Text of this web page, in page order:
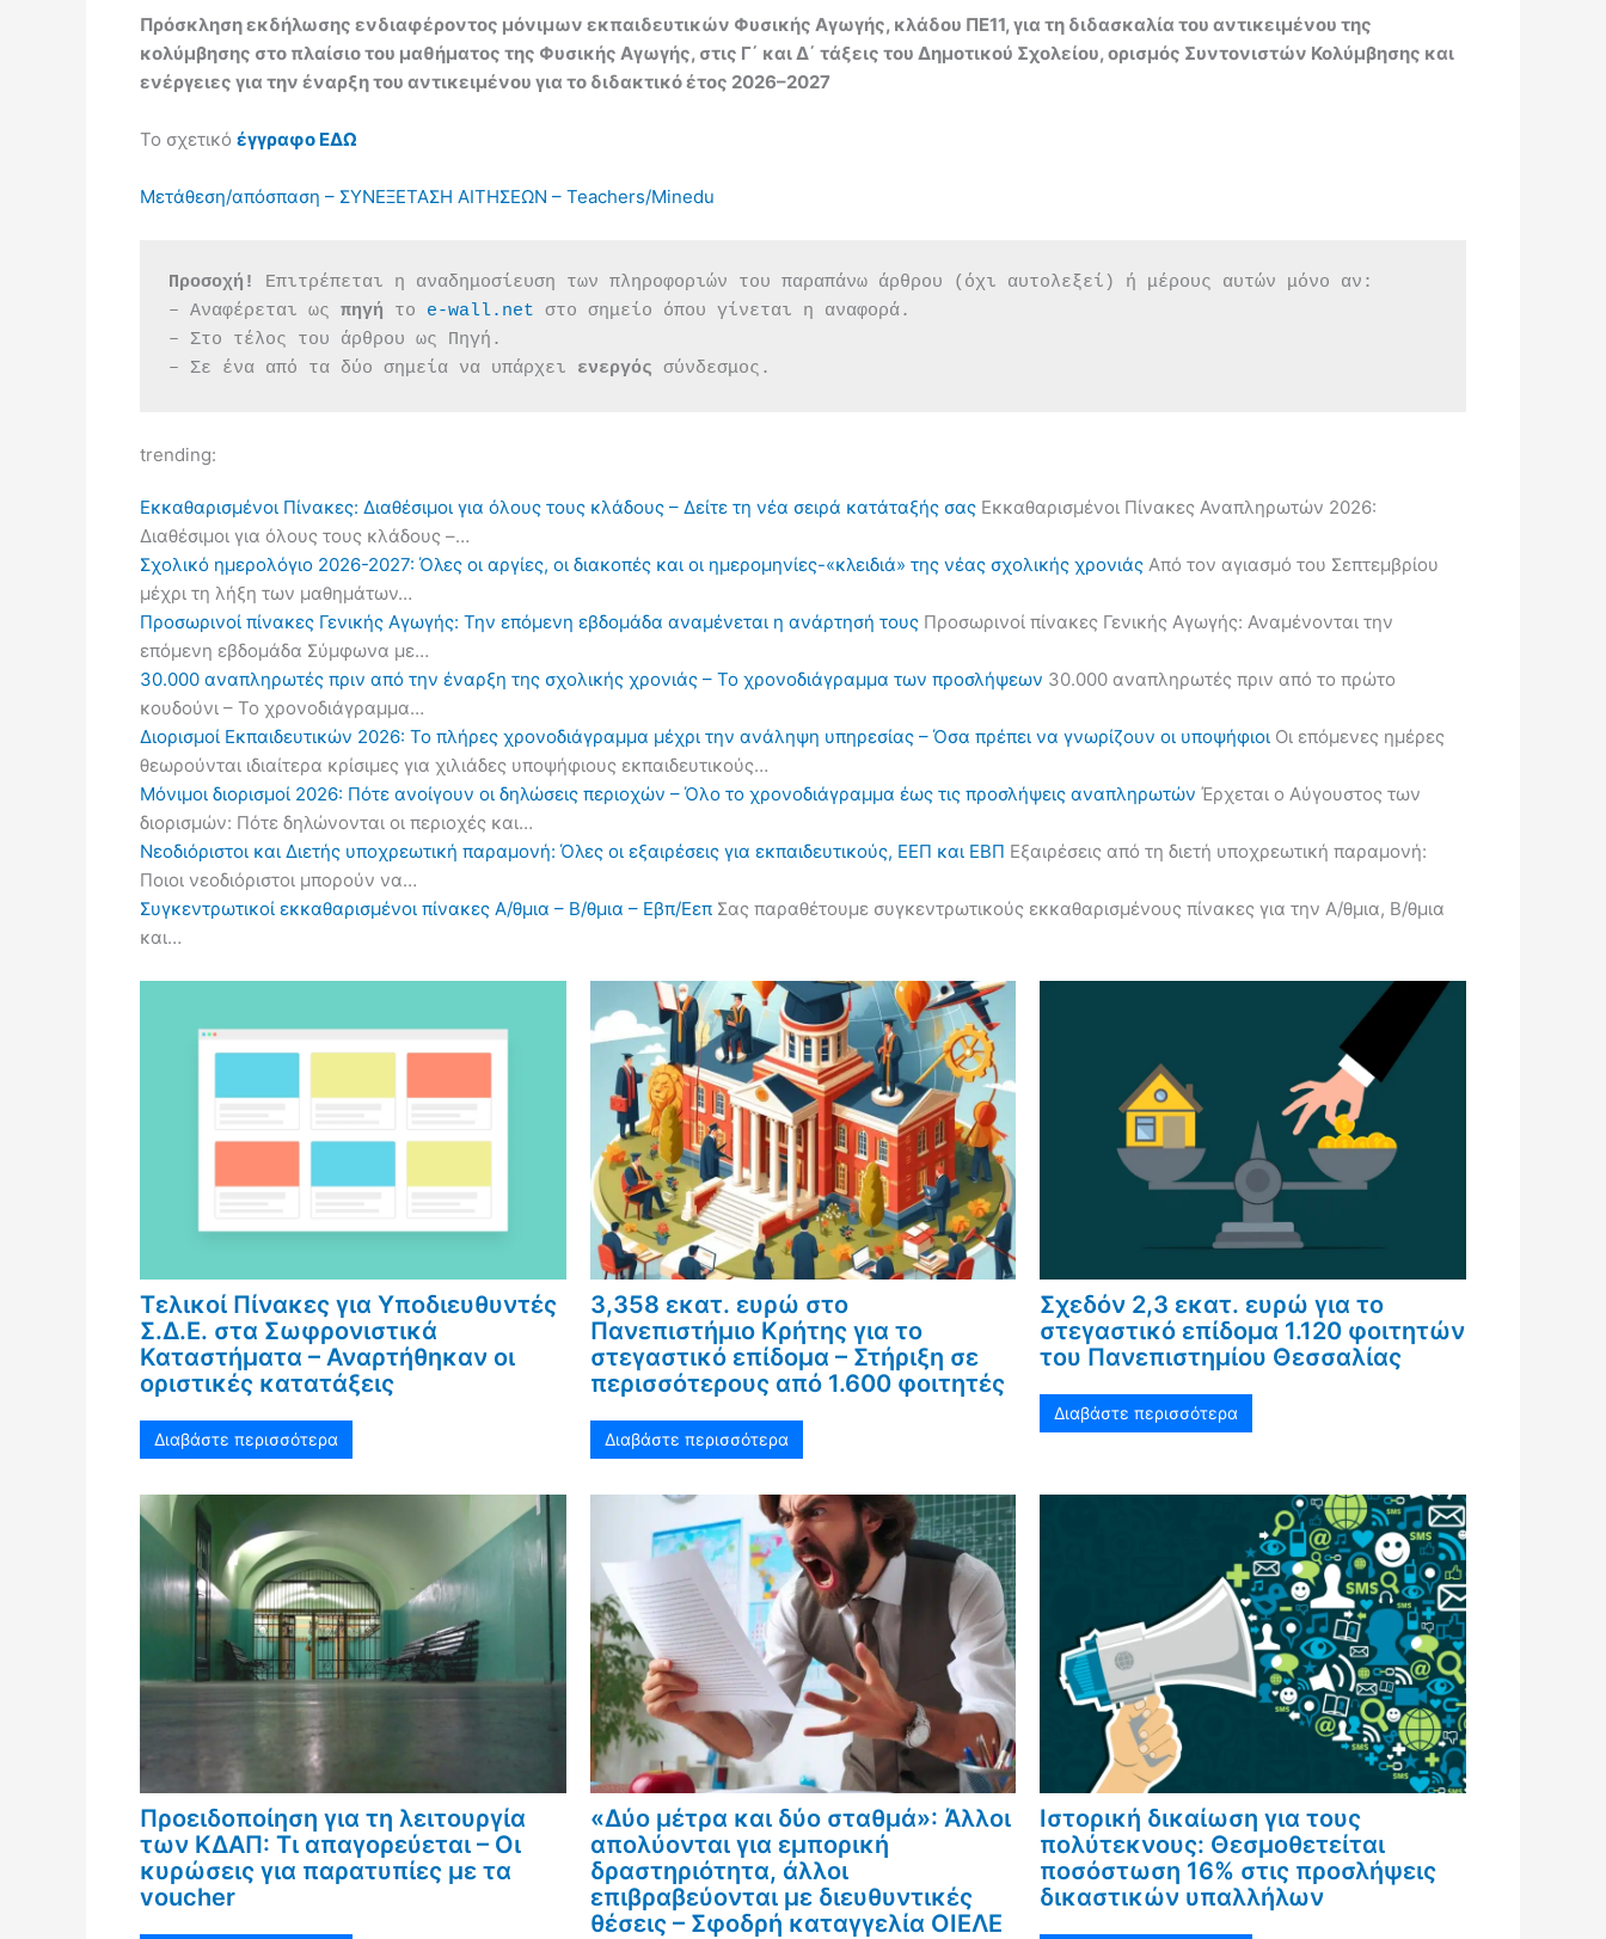
Πρόσκληση εκδήλωσης ενδιαφέροντος μόνιμων εκπαιδευτικών Φυσικής Αγωγής, κλάδου ΠΕ11, για τη διδασκαλία του αντικειμένου της
κολύμβησης στο πλαίσιο του μαθήματος της Φυσικής Αγωγής, στις Γ΄ και Δ΄ τάξεις του Δημοτικού Σχολείου, ορισμός Συντονιστών Κολύμβησης και
ενέργειες για την έναρξη του αντικειμένου για το διδακτικό έτος 2026–2027
Το σχετικό έγγραφο ΕΔΩ
Μετάθεση/απόσπαση – ΣΥΝΕΞΕΤΑΣΗ ΑΙΤΗΣΕΩΝ – Teachers/Minedu
Προσοχή!
Επιτρέπεται η αναδημοσίευση των πληροφοριών του παραπάνω άρθρου (όχι αυτολεξεί) ή μέρους αυτών μόνο αν:
– Αναφέρεται ως πηγή το e-wall.net στο σημείο όπου γίνεται η αναφορά.
– Στο τέλος του άρθρου ως Πηγή.
– Σε ένα από τα δύο σημεία να υπάρχει ενεργός σύνδεσμος.
trending:
Εκκαθαρισμένοι Πίνακες: Διαθέσιμοι για όλους τους κλάδους – Δείτε τη νέα σειρά κατάταξής σας Εκκαθαρισμένοι Πίνακες Αναπληρωτών 2026:
Διαθέσιμοι για όλους τους κλάδους –…
Σχολικό ημερολόγιο 2026-2027: Όλες οι αργίες, οι διακοπές και οι ημερομηνίες-«κλειδιά» της νέας σχολικής χρονιάς Από τον αγιασμό του Σεπτεμβρίου
μέχρι τη λήξη των μαθημάτων…
Προσωρινοί πίνακες Γενικής Αγωγής: Την επόμενη εβδομάδα αναμένεται η ανάρτησή τους Προσωρινοί πίνακες Γενικής Αγωγής: Αναμένονται την
επόμενη εβδομάδα Σύμφωνα με…
30.000 αναπληρωτές πριν από την έναρξη της σχολικής χρονιάς – Το χρονοδιάγραμμα των προσλήψεων 30.000 αναπληρωτές πριν από το πρώτο
κουδούνι – Το χρονοδιάγραμμα…
Διορισμοί Εκπαιδευτικών 2026: Το πλήρες χρονοδιάγραμμα μέχρι την ανάληψη υπηρεσίας – Όσα πρέπει να γνωρίζουν οι υποψήφιοι Οι επόμενες ημέρες
θεωρούνται ιδιαίτερα κρίσιμες για χιλιάδες υποψήφιους εκπαιδευτικούς…
Μόνιμοι διορισμοί 2026: Πότε ανοίγουν οι δηλώσεις περιοχών – Όλο το χρονοδιάγραμμα έως τις προσλήψεις αναπληρωτών Έρχεται ο Αύγουστος των
διορισμών: Πότε δηλώνονται οι περιοχές και…
Νεοδιόριστοι και Διετής υποχρεωτική παραμονή: Όλες οι εξαιρέσεις για εκπαιδευτικούς, ΕΕΠ και ΕΒΠ Εξαιρέσεις από τη διετή υποχρεωτική παραμονή:
Ποιοι νεοδιόριστοι μπορούν να…
Συγκεντρωτικοί εκκαθαρισμένοι πίνακες Α/θμια – Β/θμια – Εβπ/Εεπ Σας παραθέτουμε συγκεντρωτικούς εκκαθαρισμένους πίνακες για την Α/θμια, Β/θμια
και…
Τελικοί Πίνακες για Υποδιευθυντές
Σ.Δ.Ε. στα Σωφρονιστικά
Καταστήματα – Αναρτήθηκαν οι
οριστικές κατατάξεις
Διαβάστε περισσότερα
3,358 εκατ. ευρώ στο
Πανεπιστήμιο Κρήτης για το
στεγαστικό επίδομα – Στήριξη σε
περισσότερους από 1.600 φοιτητές
Διαβάστε περισσότερα
Σχεδόν 2,3 εκατ. ευρώ για το
στεγαστικό επίδομα 1.120 φοιτητών
του Πανεπιστημίου Θεσσαλίας
Διαβάστε περισσότερα
Προειδοποίηση για τη λειτουργία
των ΚΔΑΠ: Τι απαγορεύεται – Οι
κυρώσεις για παρατυπίες με τα
voucher
«Δύο μέτρα και δύο σταθμά»: Άλλοι
απολύονται για εμπορική
δραστηριότητα, άλλοι
επιβραβεύονται με διευθυντικές
θέσεις – Σφοδρή καταγγελία ΟΙΕΛΕ
Ιστορική δικαίωση για τους
πολύτεκνους: Θεσμοθετείται
ποσόστωση 16% στις προσλήψεις
δικαστικών υπαλλήλων